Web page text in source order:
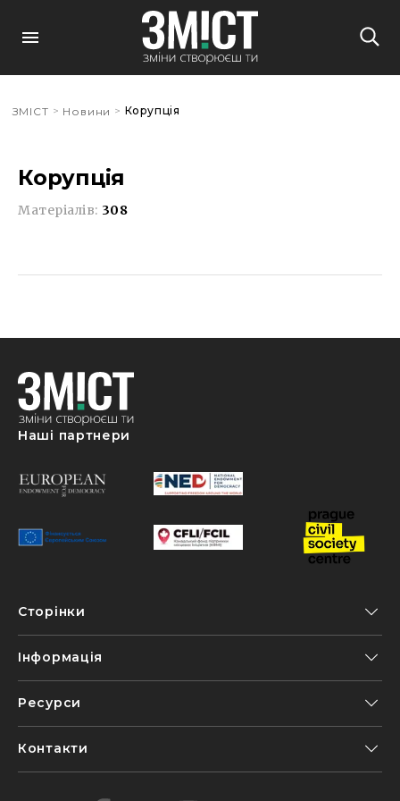
ЗМІСТ > Новини > Корупція
Корупція
Матеріалів: 308
Наші партнери
Сторінки
Інформація
Ресурси
Контакти